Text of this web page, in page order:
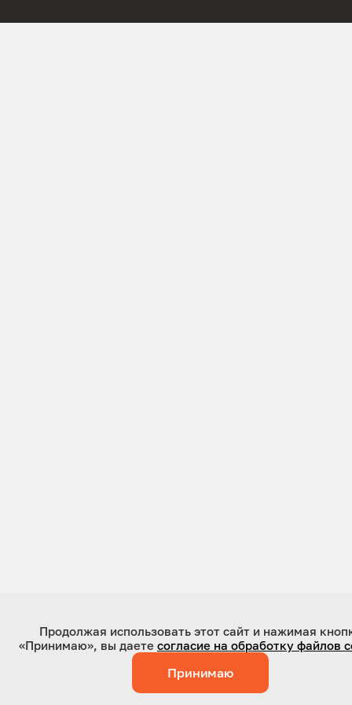
Продолжая использовать этот сайт и нажимая
«Принимаю», вы даете согласие на обработку файлов
Принимаю